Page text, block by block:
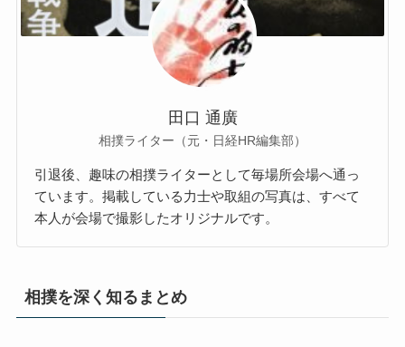
田口 通廣
相撲ライター（元・日経HR編集部）
引退後、趣味の相撲ライターとして毎場所会場へ通っ
ています。掲載している力士や取組の写真は、すべて
本人が会場で撮影したオリジナルです。
相撲を深く知るまとめ